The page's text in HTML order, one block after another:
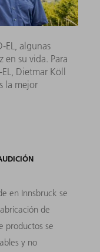
EL, algunas
en su vida. Para
Dietmar Köll
la mejor
en Innsbruck se
de
productos se
y no